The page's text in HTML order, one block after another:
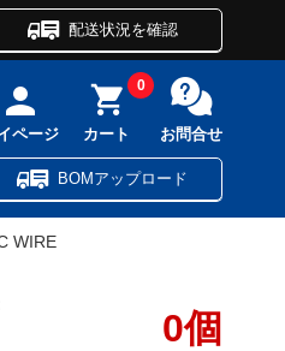
配送状況を確認
ページ カート
0
お問合せ
BOMアップロード
WIRE
0個